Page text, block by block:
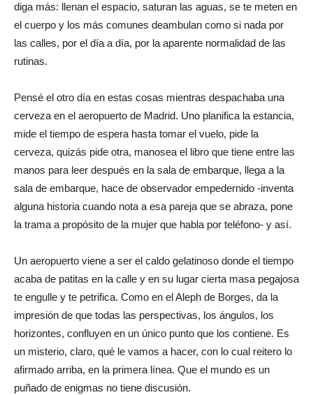
diga más: llenan el espacio, saturan las aguas, se te meten en
el cuerpo y los más comunes deambulan como si nada por
las calles, por el día a día, por la aparente normalidad de las
rutinas.
Pensé el otro día en estas cosas mientras despachaba una
cerveza en el aeropuerto de Madrid. Uno planifica la estancia,
mide el tiempo de espera hasta tomar el vuelo, pide la
cerveza, quizás pide otra, manosea el libro que tiene entre las
manos para leer después en la sala de embarque, llega a la
sala de embarque, hace de observador empedernido -inventa
alguna historia cuando nota a esa pareja que se abraza, pone
la trama a propósito de la mujer que habla por teléfono- y así.
Un aeropuerto viene a ser el caldo gelatinoso donde el tiempo
acaba de patitas en la calle y en su lugar cierta masa pegajosa
te engulle y te petrifica. Como en el Aleph de Borges, da la
impresión de que todas las perspectivas, los ángulos, los
horizontes, confluyen en un único punto que los contiene. Es
un misterio, claro, qué le vamos a hacer, con lo cual reitero lo
afirmado arriba, en la primera línea. Que el mundo es un
puñado de enigmas no tiene discusión.